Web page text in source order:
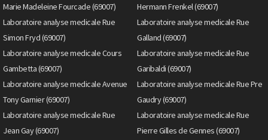
Marie Madeleine Fourcade (69007)
Hermann Frenkel (69007)
Laboratoire analyse medicale Rue
Simon Fryd (69007)
Laboratoire analyse medicale Rue
Galland (69007)
Laboratoire analyse medicale Cours
Gambetta (69007)
Laboratoire analyse medicale Rue
Garibaldi (69007)
Laboratoire analyse medicale Avenue
Tony Garnier (69007)
Laboratoire analyse medicale Rue Pre
Gaudry (69007)
Laboratoire analyse medicale Rue
Jean Gay (69007)
Laboratoire analyse medicale Rue
Pierre Gilles de Gennes (69007)